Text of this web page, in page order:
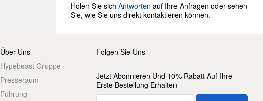
Holen Sie sich Antworten auf Ihre Anfragen oder sehen
Sie, wie Sie uns direkt kontaktieren können.
Über Uns
Hypebeast Gruppe
Presseraum
Führung
Folgen Sie Uns
Jetzt Abonnieren Und 10% Rabatt Auf Ihre
Erste Bestellung Erhalten